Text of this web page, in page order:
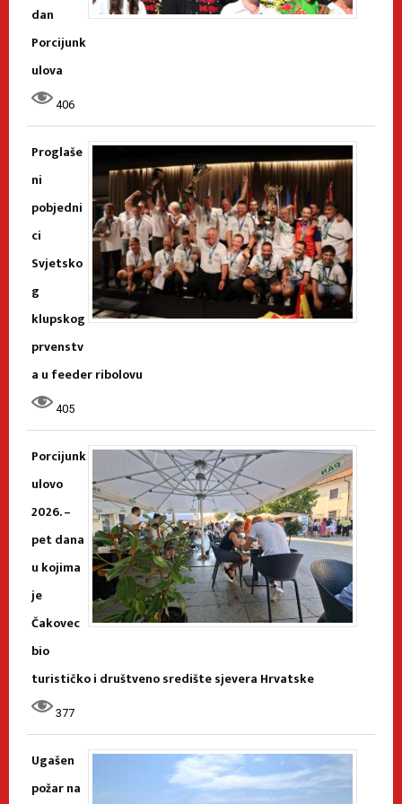
dan
Porcijunk
ulova
406
Proglaše
ni
pobjedni
ci
Svjetsko
g
klupskog
prvenstv
a u feeder ribolovu
405
Porcijunk
ulovo
2026. –
pet dana
u kojima
je
Čakovec
bio
turističko i društveno središte sjevera Hrvatske
377
Ugašen
požar na